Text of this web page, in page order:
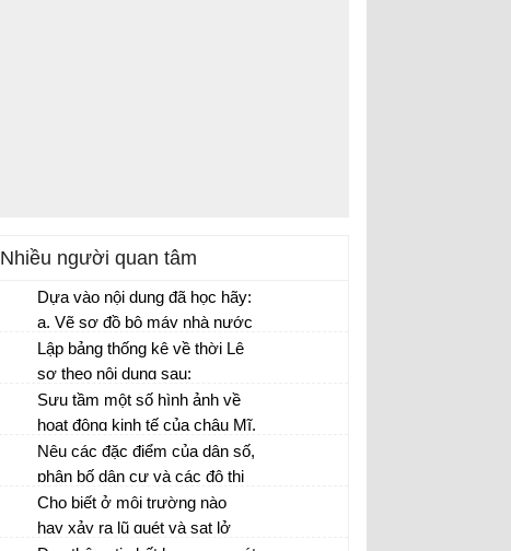
Nhiều người quan tâm
Dựa vào nội dung đã học hãy:
a. Vẽ sơ đồ bộ máy nhà nước
thời Lê sơ b. Thông qua sơ đồ
nên nhận xét về nhà nước
thời Lê sơ so với nhà nước
thời Trần
Lập bảng thống kê về thời Lê
sơ theo nội dung sau:
Sưu tầm một số hình ảnh về
hoạt động kinh tế của châu Mĩ.
Nêu hiểu biết của em về
những hoạt động kinh tế đó.
Nêu các đặc điểm của dân số,
phân bố dân cư và các đô thị
hóa ở châu Âu
Cho biết ở môi trường nào
hay xảy ra lũ quét và sạt lở